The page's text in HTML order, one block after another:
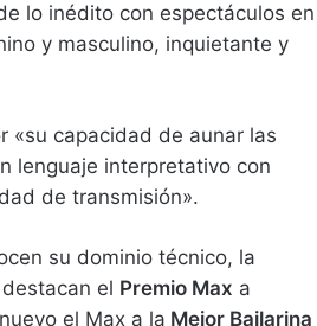
lo inédito con espectáculos en
y masculino, inquietante y
«su capacidad de aunar las
lenguaje interpretativo con
de transmisión».
su dominio técnico, la
el Premio Max a
el Max a la Mejor Bailarina